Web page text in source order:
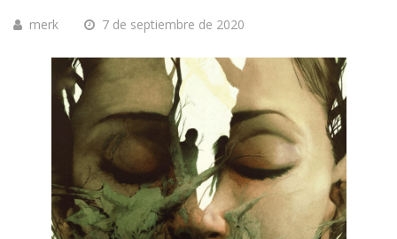
merk 7 de septiembre de 2020